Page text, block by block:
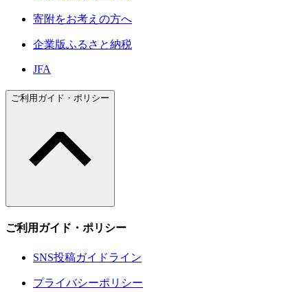
寄附をお考えの方へ
企業版ふるさと納税
JFA
ご利用ガイド・ポリシー
ご利用ガイド・ポリシー
SNS投稿ガイドライン
プライバシーポリシー